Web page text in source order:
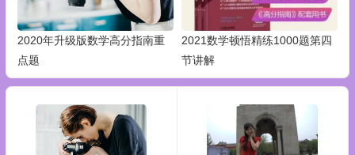
2020年升级版数学高分指南重
点题
2021数学顿悟精练1000题第四
节讲解